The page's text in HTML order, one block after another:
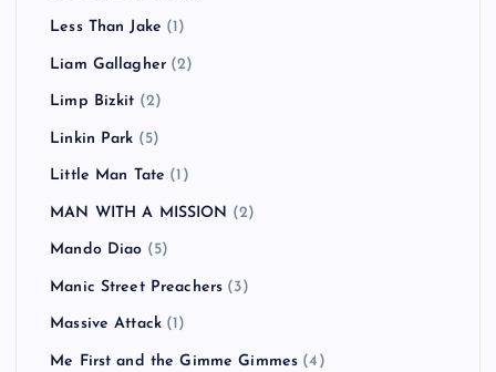
Less Than Jake (1)
Liam Gallagher (2)
Limp Bizkit (2)
Linkin Park (5)
Little Man Tate (1)
MAN WITH A MISSION (2)
Mando Diao (5)
Manic Street Preachers (3)
Massive Attack (1)
Me First and the Gimme Gimmes (4)